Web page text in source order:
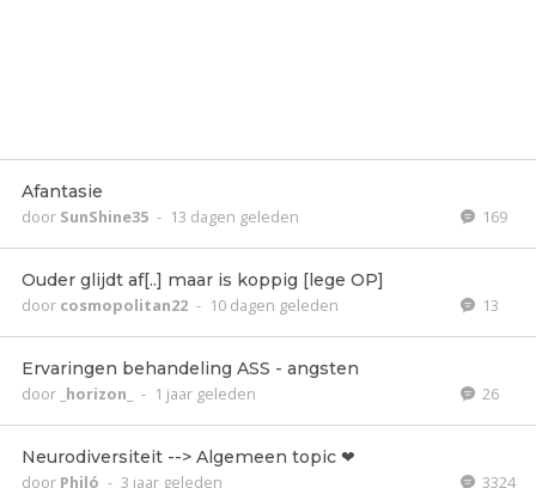
Afantasie
door SunShine35 - 13 dagen geleden 169
Ouder glijdt af[..] maar is koppig [lege OP]
door cosmopolitan22 - 10 dagen geleden 13
Ervaringen behandeling ASS - angsten
door _horizon_ - 1 jaar geleden 26
Neurodiversiteit --> Algemeen topic ❤
door Philó - 3 jaar geleden 3324